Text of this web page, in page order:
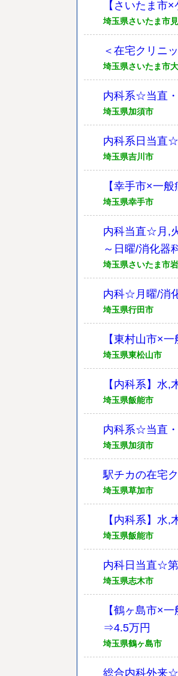
【さいたま
埼玉県さいたま市
＜在宅クリニ
埼玉県さいたま市
内科系☆当直
埼玉県加須市
内科系日当直
埼玉県吉川市
【幸手市×一
埼玉県幸手市
内科当直☆月,
～日曜/消化器
埼玉県さいたま市
内科☆月曜/消
埼玉県行田市
【東村山市×
埼玉県東松山市
【内科系】水
埼玉県飯能市
内科系☆当直
埼玉県加須市
駅チカの在宅
埼玉県草加市
【内科系】水
埼玉県飯能市
内科日当直☆
埼玉県志木市
【鶴ヶ島市×
⇒4.5万円
埼玉県鶴ヶ島市
総合内科外来